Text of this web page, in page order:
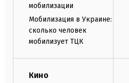
мобилизации
Мобилизация в Украине:
сколько человек
мобилизует ТЦК
Кино